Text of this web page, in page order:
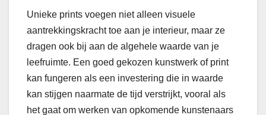
Unieke prints voegen niet alleen visuele
aantrekkingskracht toe aan je interieur, maar ze
dragen ook bij aan de algehele waarde van je
leefruimte. Een goed gekozen kunstwerk of print
kan fungeren als een investering die in waarde
kan stijgen naarmate de tijd verstrijkt, vooral als
het gaat om werken van opkomende kunstenaars